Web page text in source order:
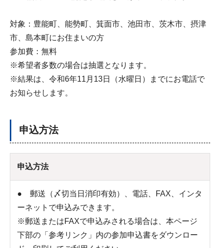
対象：豊能町、能勢町、箕面市、池田市、茨木市、摂津
市、島本町にお住まいの方
参加費：無料
※希望者多数の場合は抽選となります。
※結果は、令和6年11月13日（水曜日）までにお電話で
お知らせします。
申込方法
申込方法
● 郵送（〆切当日消印有効）、電話、FAX、インタ
ーネットで申込みできます。
※郵送またはFAXで申込みされる場合は、本ページ
下部の「参考リンク」内の参加申込書をダウンロー